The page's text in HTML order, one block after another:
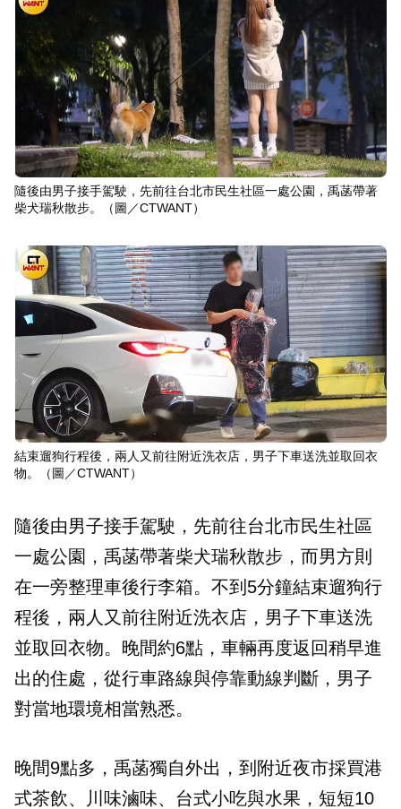
隨後由男子接手駕駛，先前往台北市民生社區一處公園，禹菡帶著
柴犬瑞秋散步。（圖／CTWANT）
結束遛狗行程後，兩人又前往附近洗衣店，男子下車送洗並取回衣
物。（圖／CTWANT）
隨後由男子接手駕駛，先前往台北市民生社區
一處公園，禹菡帶著柴犬瑞秋散步，而男方則
在一旁整理車後行李箱。不到5分鐘結束遛狗行
程後，兩人又前往附近洗衣店，男子下車送洗
並取回衣物。晚間約6點，車輛再度返回稍早進
出的住處，從行車路線與停靠動線判斷，男子
對當地環境相當熟悉。
晚間9點多，禹菡獨自外出，到附近夜市採買港
式茶飲、川味滷味、台式小吃與水果，短短10